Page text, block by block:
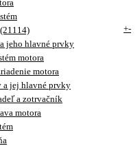
+-
jeho hlavné prvky
motora
motora
a jej hlavné prvky
a zotrvačník
motora